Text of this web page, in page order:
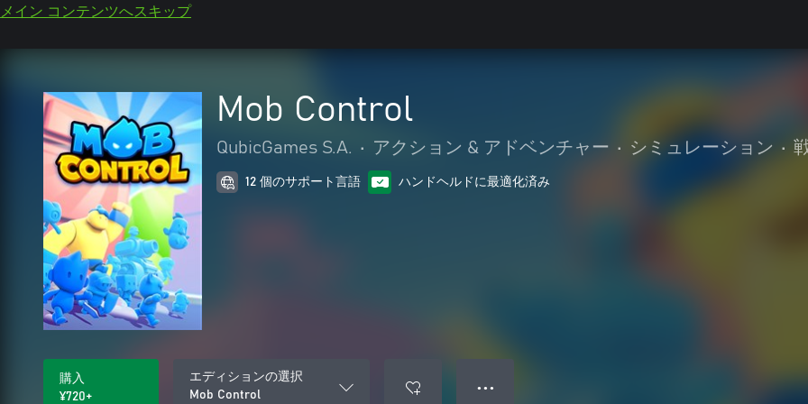
メイン コンテンツへスキップ
Mob Control
QubicGames S.A. • アクション & アドベンチャー • シミュレーション •
12 個のサポート言語 ハンドヘルドに最適化済み
購入
¥720+
エディションの選択
Mob Control
● ● ●